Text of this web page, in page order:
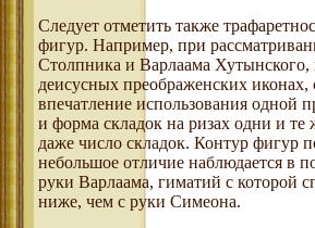
Следует отметить также
фигур. Например, при
Столпника и Варлаама
деисусных преображенских иконах,
впечатление использования одной
и форма складок на ризах одни и те
даже число складок. Контур фигур
небольшое отличие наблюдается в
руки Варлаама, гиматий с которой
ниже, чем с руки Симеона.